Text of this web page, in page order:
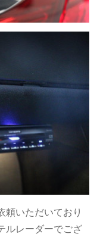
頼いただいており
ルレーダーでござ